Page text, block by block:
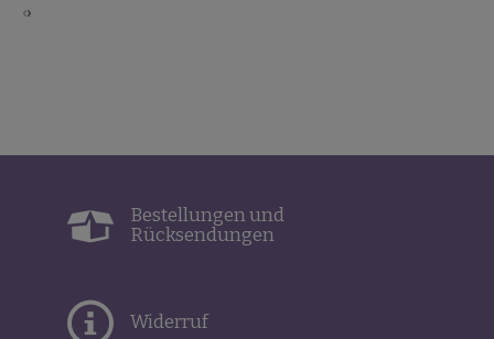
‹›
Bestellungen und
Rücksendungen
Widerruf